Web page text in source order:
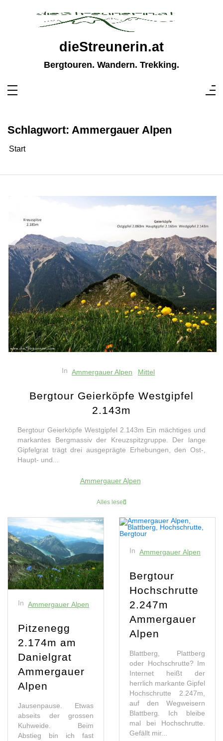
dieStreunerin.at
Bergtouren. Wandern. Trekking.
Schlagwort: Ammergauer Alpen
Start
In Ammergauer Alpen Mittel
Bergtour Geierköpfe Westgipfel
2.143m
Bergtour Geierköpfe Westgipfel 2.143m Ein mächtiges und
markantes Bergmassiv der Kreuzspitzgruppe. Der lange
Gipfelgrat trägt drei ausgeprägte Erhebungen, den Ost-,
Haupt- und...
Ammergauer Alpen
Alles lesen
In Ammergauer Alpen
Pitzenegg
2.174m am
Danielgrat
Ammergauer
Alpen
Jausenpause. Etwas
abseits der grossen
Kuhweide. Beim
Abstieg bin ich fast
In Ammergauer Alpen
Bergtour
Hochschrutte
2.247m
Ammergauer
Alpen
Blattberg, Plattberg
oder Hochschrutte? Im
Internet heißt der
herrlich markante Gipfel
Hochschrutte 2.247m,
auf den Wegweisern
Blattberg. Ich bleibe
mal bei Hochschrutte.
Gefällt mir...